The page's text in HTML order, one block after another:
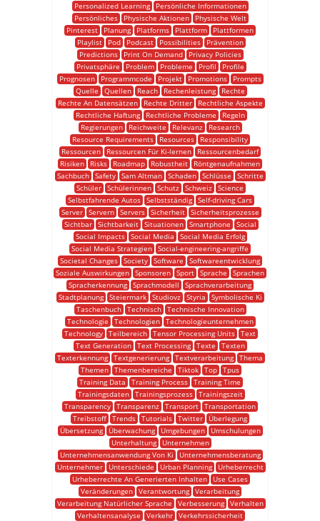
Personalized Learning
Persönliche Informationen
Persönliches
Physische Aktionen
Physische Welt
Pinterest
Planung Platforms Plattform
Plattformen
Playlist
Pod Podcast Possibilities
Prävention
Predictions
Print On Demand
Privacy Policies
Privatsphäre
Problem Probleme Profil
Profile
Prognosen
Programmcode Projekt Promotions
Prompts
Quelle
Quellen Reach Rechenleistung
Rechte
Rechte An Datensätzen
Rechte Dritter
Rechtliche Aspekte
Rechtliche Haftung
Rechtliche Probleme
Regeln
Regierungen
Reichweite Relevanz
Research
Resource Requirements
Resources
Responsibility
Ressourcen
Ressourcen Für Ki-lernen
Ressourcenbedarf
Risiken
Risks Roadmap Robustheit
Röntgenaufnahmen
Sachbuch
Safety Sam Altman Schaden Schlüsse
Schritte
Schüler Schülerinnen Schutz Schweiz Science
Selbstfahrende Autos Selbstständig Self-driving Cars
Server
Servern Servers Sicherheit
Sicherheitsprozesse
Sichtbar
Sichtbarkeit Situationen Smartphone
Social
Social Impacts
Social Media
Social Media Erfolg
Social Media Strategien Social-engineering-angriffe
Societal Changes Society Software
Softwareentwicklung
Soziale Auswirkungen Sponsoren Sport Sprache
Sprachen
Spracherkennung Sprachmodell
Sprachverarbeitung
Stadtplanung
Steiermark Studiovz Styria
Symbolische Ki
Taschenbuch
Technisch
Technische Innovation
Technologie
Technologien
Technologieunternehmen
Technology Teilbereich Tensor Processing Units Text
Text Generation
Text Processing Texte
Texten
Texterkennung Textgenerierung Textverarbeitung Thema
Themen Themenbereiche Tiktok Top Tpus
Training Data
Training Process Training Time
Trainingsdaten
Trainingsprozess
Trainingszeit
Transparency Transparenz Transport Transportation
Treibstoff Trends Tutorials Twitter
Überlegung
Übersetzung
Überwachung Umgebungen
Umschulungen
Unterhaltung
Unternehmen
Unternehmensanwendung Von Ki
Unternehmensberatung
Unternehmer
Unterschiede Urban Planning
Urheberrecht
Urheberrechte An Generierten Inhalten
Use Cases
Veränderungen Verantwortung Verarbeitung
Verarbeitung Natürlicher Sprache
Verbesserung
Verhalten
Verhaltensanalyse
Verkehr Verkehrssicherheit